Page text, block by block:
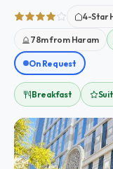
4-Star
78m from Haram
On Request
Breakfast